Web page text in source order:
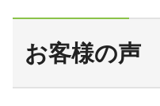
お客様の声